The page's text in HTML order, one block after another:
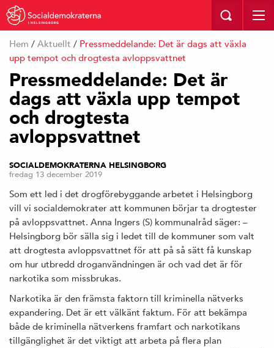
I HELSINGBORG
Hem / Aktuellt / Pressmeddelande: Det är dags att växla
upp tempot och drogtesta avloppsvattnet
Pressmeddelande: Det är
dags att växla upp tempot
och drogtesta
avloppsvattnet
SOCIALDEMOKRATERNA HELSINGBORG
fredag 13 december 2019
Som ett led i det drogförebyggande arbetet i Helsingborg
vill vi socialdemokrater att kommunen börjar ta drogtester
på avloppsvattnet. Anna Ingers (S) kommunalråd säger: –
Helsingborg bör sälla sig i ledet till de kommuner som valt
att drogtesta avloppsvattnet för att på så sätt få kunskap
om hur utbredd droganvändningen är och vad det är för
narkotika som missbrukas.
Narkotika är den främsta faktorn till kriminella nätverks
expandering. Det är ett välkänt faktum. För att bekämpa
både de kriminella nätverkens framfart och narkotikans
tillgänglighet är det viktigt att arbeta på flera plan